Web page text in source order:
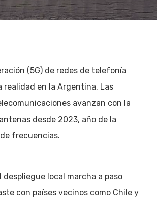
(5G) de redes de telefonía
realidad en la Argentina. Las
avanzan con la
desde 2023, año de la
frecuencias.
despliegue local marcha a paso
con países vecinos como Chile y